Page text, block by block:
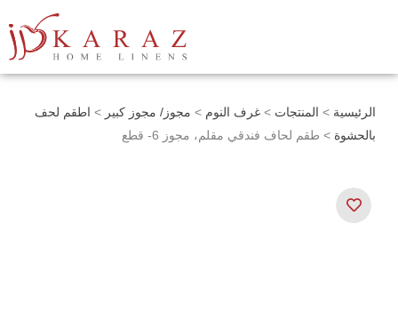
الرئيسية > المنتجات > غرف النوم > مجوز/ مجوز كبير > اطقم لحف
بالحشوة > طقم لحاف فندقي مقلم، مجوز 6- قطع